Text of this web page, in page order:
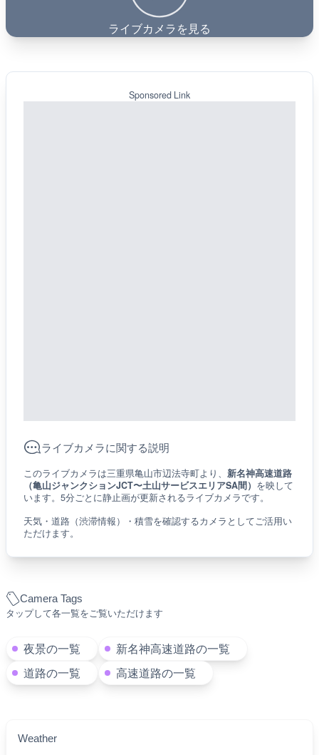
ライブカメラを見る
Camera Tags
タップして各一覧をご覧いただけます
夜景の一覧
新名神高速道路の一覧
道路の一覧
高速道路の一覧
Weather
Sponsored Link
ライブカメラに関する説明
このライブカメラは三重県亀山市辺法寺町より、 新名神高速道路
（亀山ジャンクションJCT〜土山サービスエリアSA間） を映して
います。5分ごとに静止画が更新されるライブカメラです。
天気・道路（渋滞情報）・積雪を確認するカメラとしてご活用い
ただけます。